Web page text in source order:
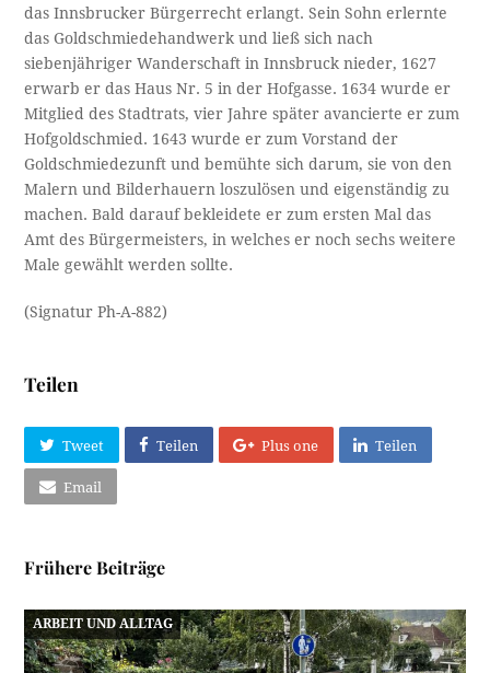
das Innsbrucker Bürgerrecht erlangt. Sein Sohn erlernte
das Goldschmiedehandwerk und ließ sich nach
siebenjähriger Wanderschaft in Innsbruck nieder, 1627
erwarb er das Haus Nr. 5 in der Hofgasse. 1634 wurde er
Mitglied des Stadtrats, vier Jahre später avancierte er zum
Hofgoldschmied. 1643 wurde er zum Vorstand der
Goldschmiedezunft und bemühte sich darum, sie von den
Malern und Bilderhauern loszulösen und eigenständig zu
machen. Bald darauf bekleidete er zum ersten Mal das
Amt des Bürgermeisters, in welches er noch sechs weitere
Male gewählt werden sollte.
(Signatur Ph-A-882)
Teilen
Tweet Teilen Plus one Teilen
Email
Frühere Beiträge
ARBEIT UND ALLTAG